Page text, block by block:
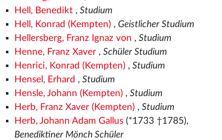
Hell, Benedikt, Studium
Hell, Konrad (Kempten), Geistlicher Studium
Hellersberg, Franz Ignaz von , Studium
Henne, Franz Xaver, Schüler Studium
Henrici, Konrad (Kempten), Studium
Hensel, Erhard , Studium
Hensle, Johann (Kempten), Studium
Herb, Franz Xaver (Kempten), Studium
Herb, Johann Adam Gallus(*1733 †1785),
Benediktiner Mönch Schüler